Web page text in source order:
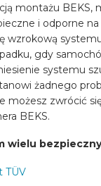
montażu BEKS,
i odporne
wzrokową
gdy
systemu
żadnego
możesz zwrócić
BEKS.
wielu
TÜV